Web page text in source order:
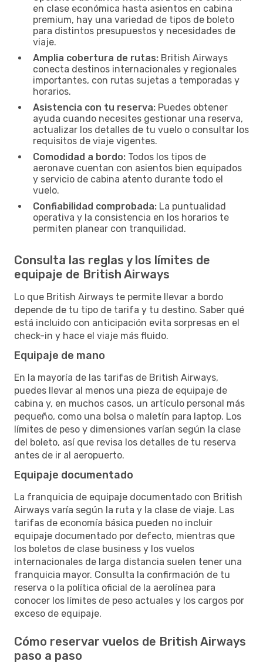
en clase económica hasta asientos en cabina
premium, hay una variedad de tipos de boleto
para distintos presupuestos y necesidades de
viaje.
Amplia cobertura de rutas: British Airways
conecta destinos internacionales y regionales
importantes, con rutas sujetas a temporadas y
horarios.
Asistencia con tu reserva: Puedes obtener
ayuda cuando necesites gestionar una reserva,
actualizar los detalles de tu vuelo o consultar los
requisitos de viaje vigentes.
Comodidad a bordo: Todos los tipos de
aeronave cuentan con asientos bien equipados
y servicio de cabina atento durante todo el
vuelo.
Confiabilidad comprobada: La puntualidad
operativa y la consistencia en los horarios te
permiten planear con tranquilidad.
Consulta las reglas y los límites de
equipaje de British Airways
Lo que British Airways te permite llevar a bordo
depende de tu tipo de tarifa y tu destino. Saber qué
está incluido con anticipación evita sorpresas en el
check-in y hace el viaje más fluido.
Equipaje de mano
En la mayoría de las tarifas de British Airways,
puedes llevar al menos una pieza de equipaje de
cabina y, en muchos casos, un artículo personal más
pequeño, como una bolsa o maletín para laptop. Los
límites de peso y dimensiones varían según la clase
del boleto, así que revisa los detalles de tu reserva
antes de ir al aeropuerto.
Equipaje documentado
La franquicia de equipaje documentado con British
Airways varía según la ruta y la clase de viaje. Las
tarifas de economía básica pueden no incluir
equipaje documentado por defecto, mientras que
los boletos de clase business y los vuelos
internacionales de larga distancia suelen tener una
franquicia mayor. Consulta la confirmación de tu
reserva o la política oficial de la aerolínea para
conocer los límites de peso actuales y los cargos por
exceso de equipaje.
Cómo reservar vuelos de British Airways
paso a paso